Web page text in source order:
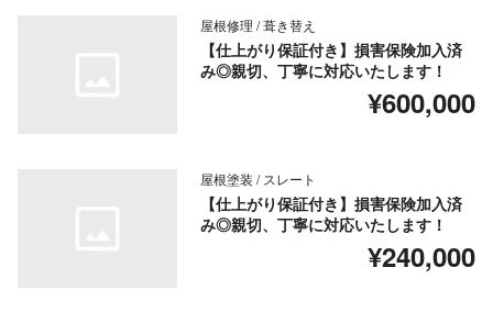
屋根修理 / 葺き替え
【仕上がり保証付き】損害保険加入済
み◎親切、丁寧に対応いたします！
¥600,000
屋根塗装 / スレート
【仕上がり保証付き】損害保険加入済
み◎親切、丁寧に対応いたします！
¥240,000